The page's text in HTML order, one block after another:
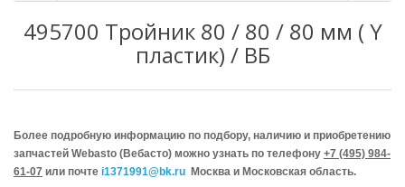
495700 Тройник 80 / 80 / 80 мм ( Y
пластик) / ВБ
Более подробную информацию по подбору, наличию и приобретению
запчастей Webasto (Вебасто) можно узнать по телефону +7 (495) 984-
61-07 или почте i1371991@bk.ru Москва и Московская область.